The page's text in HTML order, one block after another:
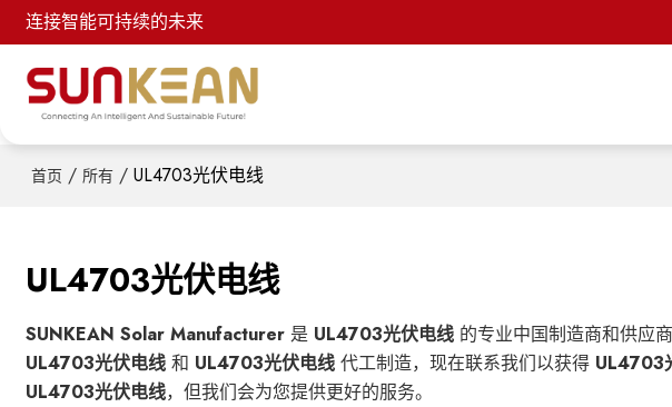
连接智能可持续的未来
首页 / 所有 / UL4703光伏电线
UL4703光伏电线
SUNKEAN Solar Manufacturer 是 UL4703光伏电线 的专业中国制造商和供应
UL4703光伏电线 和 UL4703光伏电线 代工制造，现在联系我们以获得 UL4703
UL4703光伏电线，但我们会为您提供更好的服务。